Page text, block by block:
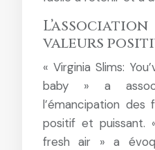
valeurs
« Virginia Slims:
baby » a
l’émancipation
positif et puissant.
fresh air » a